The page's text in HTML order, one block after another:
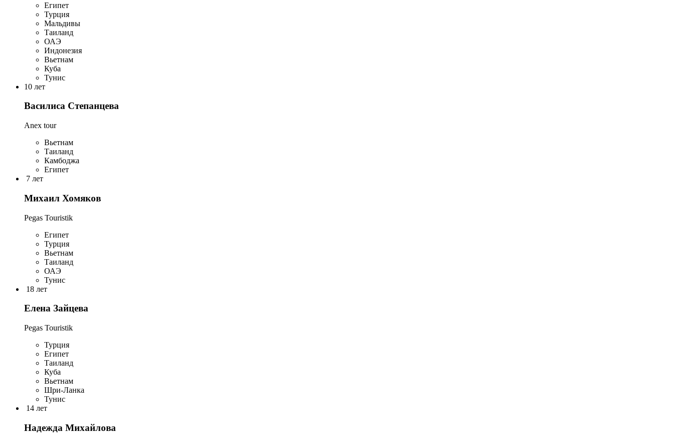
Египет
Турция
Мальдивы
Таиланд
ОАЭ
Индонезия
Вьетнам
Куба
Тунис
10 лет
Василиса Степанцева
Anex tour
Вьетнам
Таиланд
Камбоджа
Египет
7 лет
Михаил Хомяков
Pegas Touristik
Египет
Турция
Вьетнам
Таиланд
ОАЭ
Тунис
18 лет
Елена Зайцева
Pegas Touristik
Турция
Египет
Таиланд
Куба
Вьетнам
Шри-Ланка
Тунис
14 лет
Надежда Михайлова